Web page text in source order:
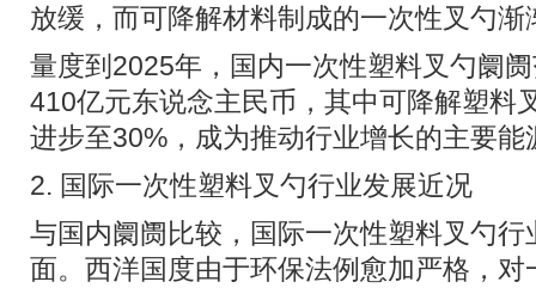
放缓，而可降解材料制成的一次性叉勺
量度到2025年，国内一次性塑料叉勺阛
410亿元东说念主民币，其中可降解塑料
进步至30%，成为推动行业增长的主要能
2. 国际一次性塑料叉勺行业发展近况
与国内阛阓比较，国际一次性塑料叉勺
面。西洋国度由于环保法例愈加严格，